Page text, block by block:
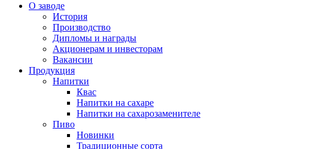
О заводе
История
Производство
Дипломы и награды
Акционерам и инвесторам
Вакансии
Продукция
Напитки
Квас
Напитки на сахаре
Напитки на сахарозаменителе
Пиво
Новинки
Традиционные сорта